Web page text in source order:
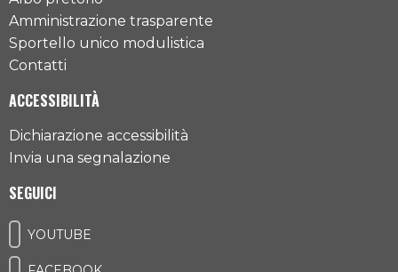
Amministrazione trasparente
Sportello unico modulistica
Contatti
ACCESSIBILITÀ
Dichiarazione accessibilità
Invia una segnalazione
SEGUICI
YOUTUBE